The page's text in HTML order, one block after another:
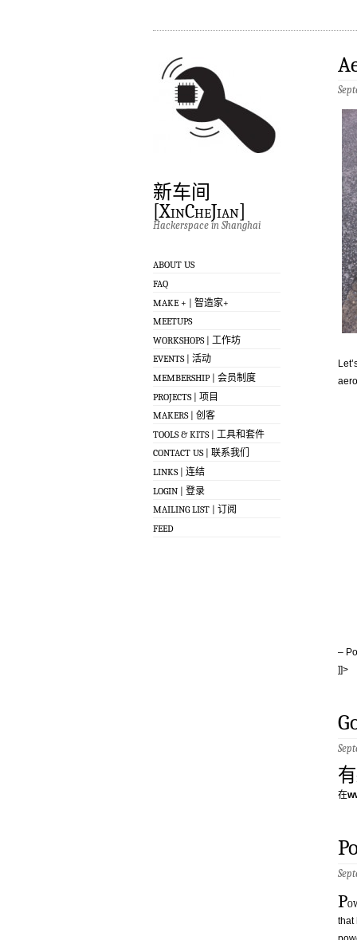
新车间
[XinCheJian]
Hackerspace in Shanghai
ABOUT US
FAQ
MAKE + | 智造家+
MEETUPS
WORKSHOPS | 工作坊
EVENTS | 活动
MEMBERSHIP | 会员制度
PROJECTS | 项目
MAKERS | 创客
TOOLS & KITS | 工具和套件
CONTACT US | 联系我们
LINKS | 连结
LOGIN | 登录
MAILING LIST | 订阅
FEED
–
]]>
有
在
P
that